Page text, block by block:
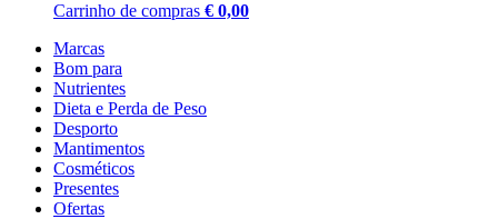
Carrinho de compras € 0,00
Marcas
Bom para
Nutrientes
Dieta e Perda de Peso
Desporto
Mantimentos
Cosméticos
Presentes
Ofertas